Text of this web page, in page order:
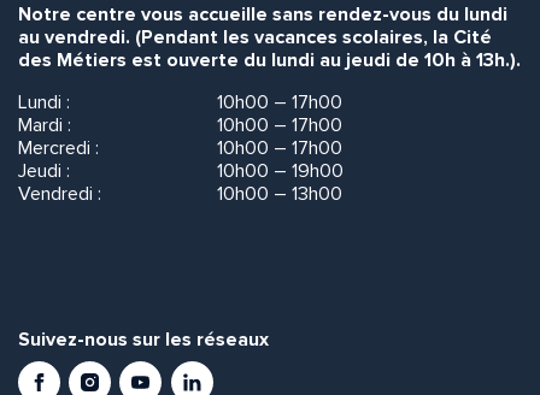
Notre centre vous accueille sans rendez-vous du lundi
au vendredi. (Pendant les vacances scolaires, la Cité
des Métiers est ouverte du lundi au jeudi de 10h à 13h.).
Lundi :
10h00 – 17h00
Mardi :
10h00 – 17h00
Mercredi :
10h00 – 17h00
Jeudi :
10h00 – 19h00
Vendredi :
10h00 – 13h00
Suivez-nous sur les réseaux
FacebookInstagramYoutubeLinkedIn